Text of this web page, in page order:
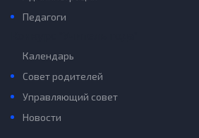
Педагоги
Календарь
Совет родителей
Управляющий совет
Новости